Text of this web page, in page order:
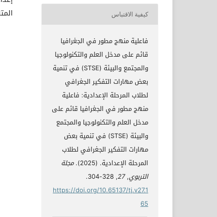
كيفية الاقتباس
فاعلية منهج مطور في الجغرافيا
قائم على مدخل العلم والتكنولوجيا
والمجتمع والبيئة (STSE) في تنمية
بعض مهارات التفكير الجغرافي
لطلاب المرحلة الإعدادية: فاعلية
منهج مطور في الجغرافيا قائم على
مدخل العلم والتكنولوجيا والمجتمع
والبيئة (STSE) في تنمية بعض
مهارات التفكير الجغرافي لطلاب
المرحلة الإعدادية. (2025).
مجلة
التربوي,
27
, 328-304.
https://doi.org/10.65137/tj.v27.1
65